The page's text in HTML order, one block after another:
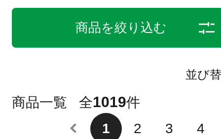
商品を絞り込む
並び
商品一覧 全1019件
1
2 3 4